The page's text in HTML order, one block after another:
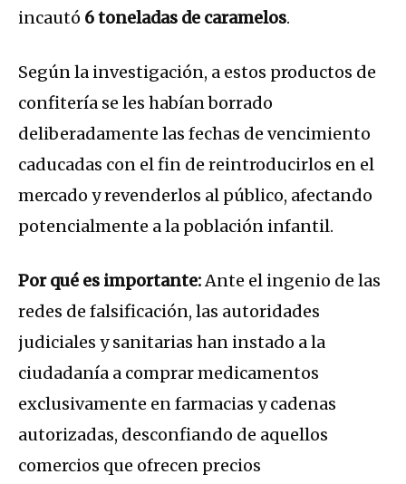
incautó 6 toneladas de caramelos.
Según la investigación, a estos productos de
confitería se les habían borrado
deliberadamente las fechas de vencimiento
caducadas con el fin de reintroducirlos en el
mercado y revenderlos al público, afectando
potencialmente a la población infantil.
Por qué es importante:Ante el ingenio de las
redes de falsificación, las autoridades
judiciales y sanitarias han instado a la
ciudadanía a comprar medicamentos
exclusivamente en farmacias y cadenas
autorizadas, desconfiando de aquellos
comercios que ofrecen precios